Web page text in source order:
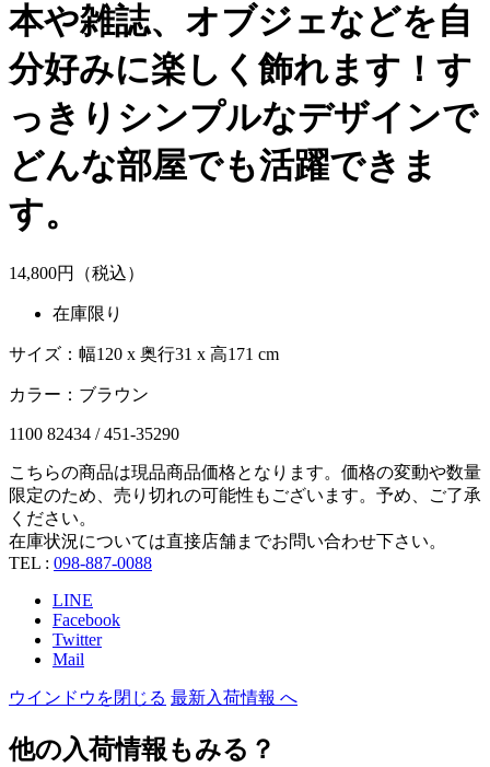
本や雑誌、オブジェなどを自
分好みに楽しく飾れます！す
っきりシンプルなデザインで
どんな部屋でも活躍できま
す。
14,800円（税込）
在庫限り
サイズ：幅120 x 奥行31 x 高171 cm
カラー：ブラウン
1100 82434 / 451-35290
こちらの商品は現品商品価格となります。価格の変動や数量
限定のため、売り切れの可能性もございます。予め、ご了承
ください。
在庫状況については直接店舗までお問い合わせ下さい。
TEL : 098-887-0088
LINE
Facebook
Twitter
Mail
ウインドウを閉じる 最新入荷情報 へ
他の入荷情報もみる？